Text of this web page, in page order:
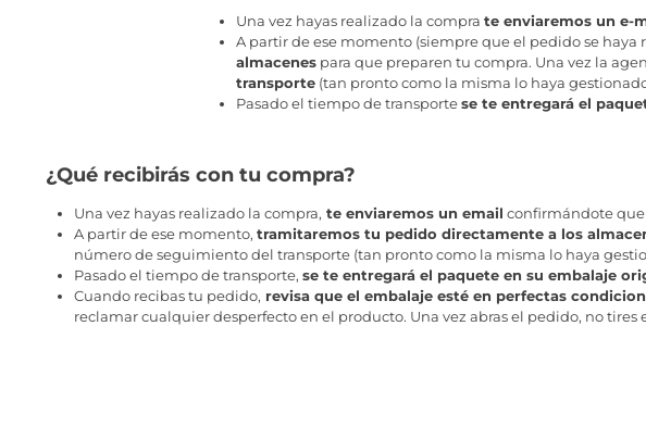
Una vez hayas realizado la compra te enviaremos un e-
A partir de ese momento (siempre que el pedido se haya
almacenes para que preparen tu compra. Una vez la
transporte (tan pronto como la misma lo haya
Pasado el tiempo de transportese te entregará el
¿Qué recibirás con tu compra?
Una vez hayas realizado la compra, te enviaremos un email confirmándote
A partir de ese momento, tramitaremos tu pedido directamente a los
número de seguimiento del transporte (tan pronto como la misma lo haya
Pasado el tiempo de transporte, se te entregará el paquete en su embalaje
Cuando recibas tu pedido, revisa que el embalaje esté en perfectas
reclamar cualquier desperfecto en el producto. Una vez abras el pedido, no